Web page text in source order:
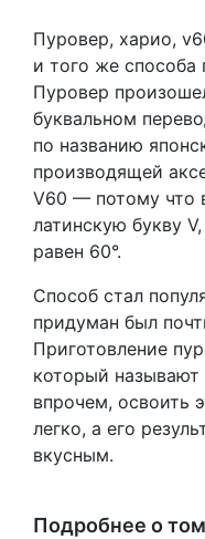
Пуровер, харио,
и того же способа
Пуровер
буквальном
по названию
производящей
V60 — потому что
латинскую букву
равен 60°.
Способ стал
придуман был
Приготовление
который
впрочем, освоить
легко, а его
вкусным.
Подробнее о том